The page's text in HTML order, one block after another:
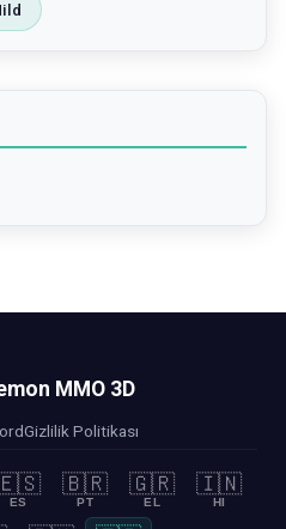
MMO 3D
Gizlilik Politikası
ES
🇧🇷
PT
🇬🇷
EL
🇮🇳
HI